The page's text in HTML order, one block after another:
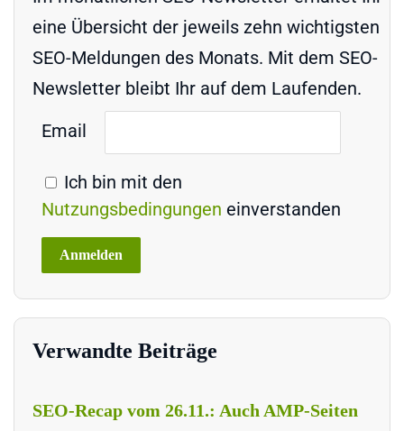
eine Übersicht der jeweils zehn wichtigsten
SEO-Meldungen des Monats. Mit dem SEO-
Newsletter bleibt Ihr auf dem Laufenden.
Email
Ich bin mit den
Nutzungsbedingungen einverstanden
Verwandte Beiträge
SEO-Recap vom 26.11.: Auch AMP-Seiten